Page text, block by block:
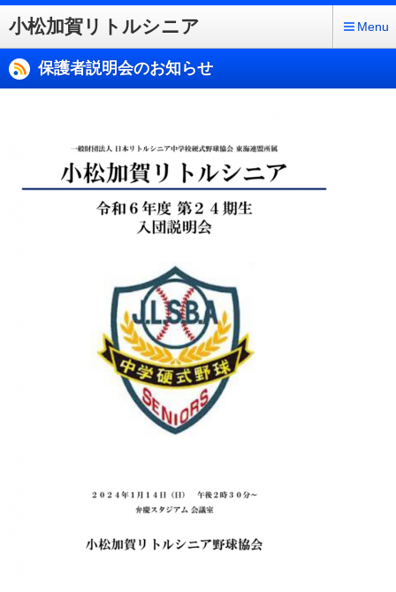
小松加賀リトルシニア Menu
保護者説明会のお知らせ